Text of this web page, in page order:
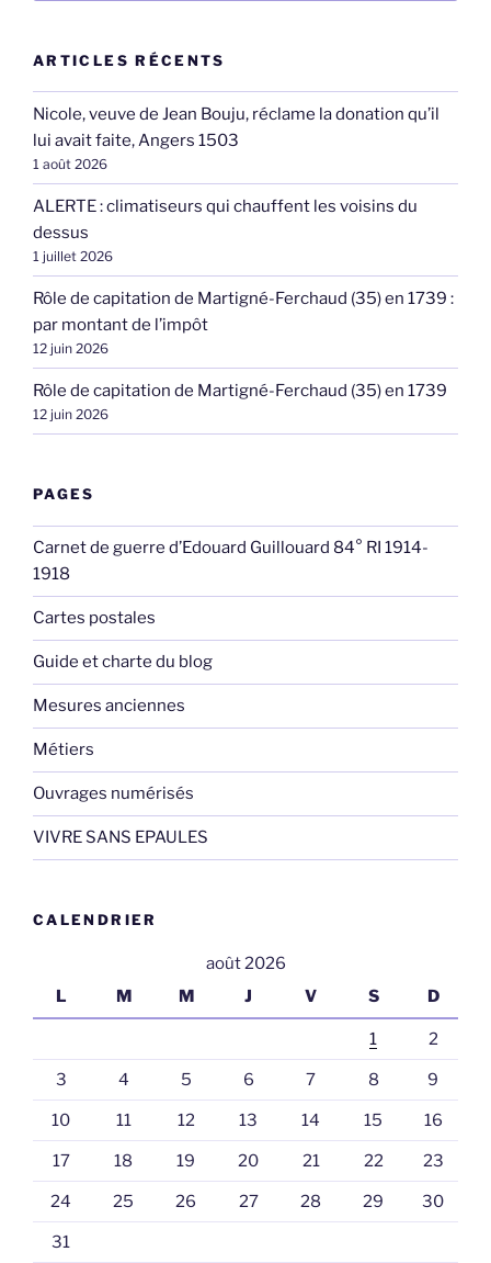
ARTICLES RÉCENTS
Nicole, veuve de Jean Bouju, réclame la donation qu’il
lui avait faite, Angers 1503
1 août 2026
ALERTE : climatiseurs qui chauffent les voisins du
dessus
1 juillet 2026
Rôle de capitation de Martigné-Ferchaud (35) en 1739 :
par montant de l’impôt
12 juin 2026
Rôle de capitation de Martigné-Ferchaud (35) en 1739
12 juin 2026
PAGES
Carnet de guerre d’Edouard Guillouard 84° RI 1914-
1918
Cartes postales
Guide et charte du blog
Mesures anciennes
Métiers
Ouvrages numérisés
VIVRE SANS EPAULES
CALENDRIER
août 2026
L
M M J V S D
1 2
3 4 5 6 7 8 9
10 11 12 13 14 15 16
17 18 19 20 21 22 23
24 25 26 27 28 29 30
31